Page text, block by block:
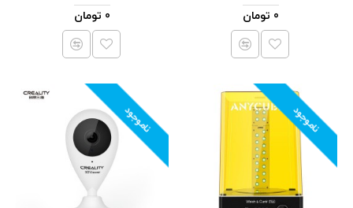
0 تومان 0 تومان
ناموجود ناموجود